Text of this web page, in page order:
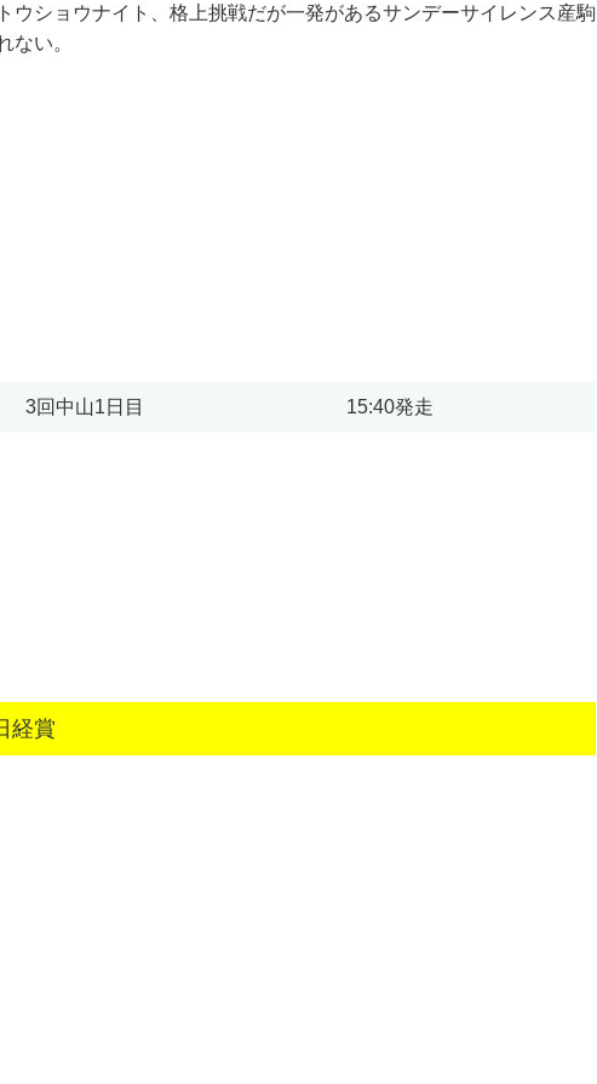
ウショウナイト、格上挑戦だが一発があるサンデーサイレンス産駒
ない。
3回中山1日目 15:40発走
経賞